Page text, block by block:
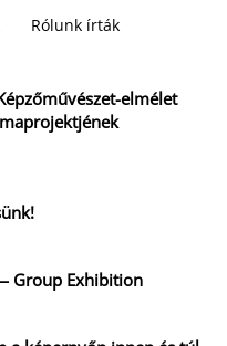
Rólunk írták
elmélet
Group Exhibition